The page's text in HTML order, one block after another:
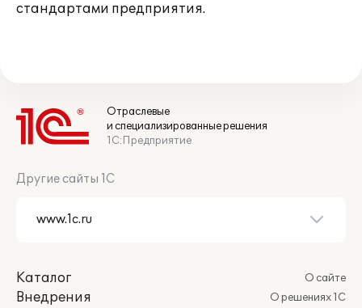
стандартами предприятия.
Отраслевые
и специализированные решения
1С:Предприятие
Другие сайты 1С
Каталог
Внедрения
О сайте
О решениях 1С